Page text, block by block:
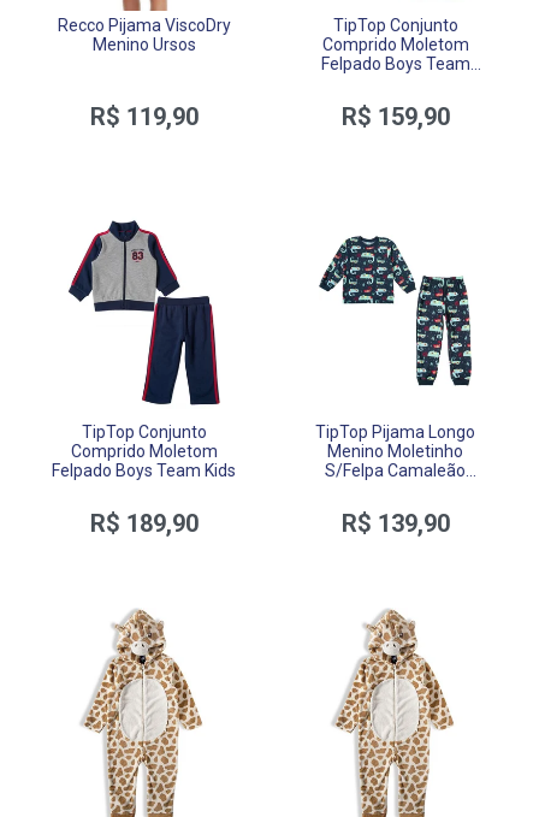
Recco Pijama ViscoDry
Menino Ursos
R$ 119,90
TipTop Conjunto
Comprido Moletom
Felpado Boys Team
R$ 159,90
TipTop Conjunto
Comprido Moletom
Felpado Boys Team Kids
R$ 189,90
TipTop Pijama Longo
Menino Moletinho
S/Felpa Camaleão
R$ 139,90